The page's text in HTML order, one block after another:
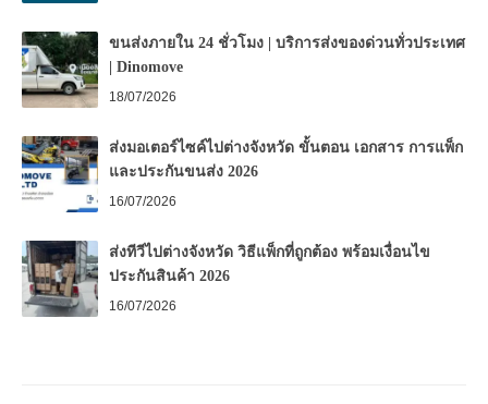
ขนส่งภายใน 24 ชั่วโมง | บริการส่งของด่วนทั่วประเทศ
| Dinomove
18/07/2026
ส่งมอเตอร์ไซค์ไปต่างจังหวัด ขั้นตอน เอกสาร การแพ็ก
และประกันขนส่ง 2026
16/07/2026
ส่งทีวีไปต่างจังหวัด วิธีแพ็กที่ถูกต้อง พร้อมเงื่อนไข
ประกันสินค้า 2026
16/07/2026